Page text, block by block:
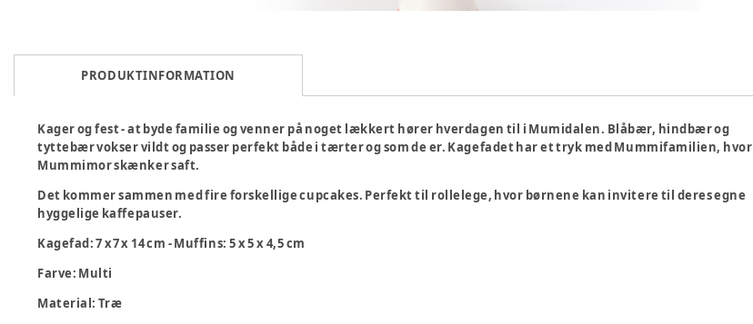
PRODUKTINFORMATION
Kager og fest - at byde familie og venner på noget lækkert hører hverdagen til i Mumidalen. Blåbær, hindbær og
tyttebær vokser vildt og passer perfekt både i tærter og som de er. Kagefadet har et tryk med Mummifamilien, hvor
Mummimor skænker saft.
Det kommer sammen med fire forskellige cupcakes. Perfekt til rollelege, hvor børnene kan invitere til deres egne
hyggelige kaffepauser.
Kagefad: 7 x7 x 14 cm - Muffins: 5 x 5 x 4,5 cm
Farve: Multi
Material: Træ